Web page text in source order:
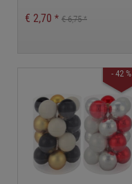
Glaskugel
€ 2,70 * € 6,75*
- 42 %